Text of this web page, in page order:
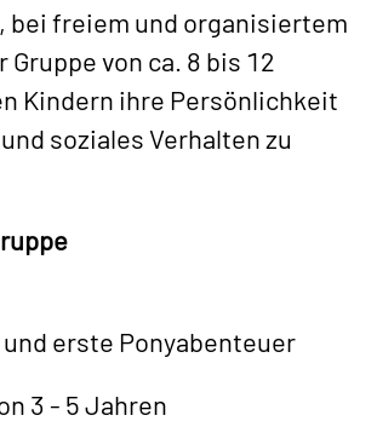
bei freiem und organisiertem
Gruppe von ca. 8 bis 12
Kindern ihre Persönlichkeit
soziales Verhalten zu
erste Ponyabenteuer
3 - 5 Jahren